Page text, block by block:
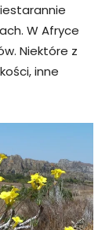
W Afryce
Niektóre z
inne